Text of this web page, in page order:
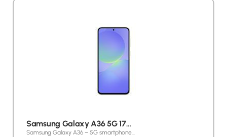
Samsung Galaxy A36 5G 17…
Samsung Galaxy A36 – 5G smartphone…